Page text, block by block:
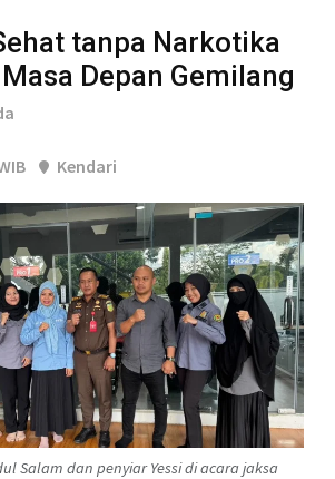
tanpa Narkotika
Depan Gemilang
Kendari
Salam dan penyiar Yessi di acara jaksa